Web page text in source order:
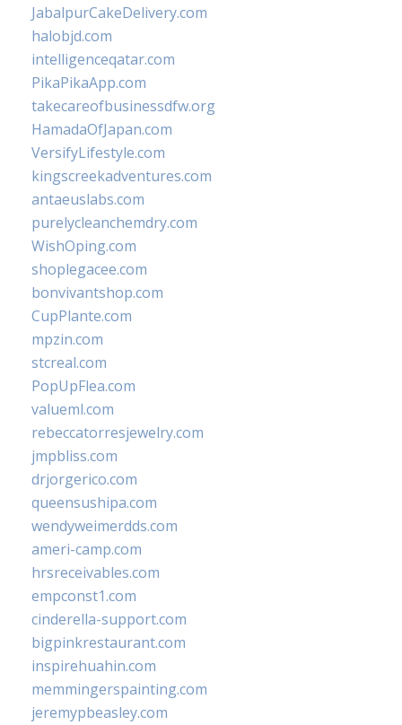
JabalpurCakeDelivery.com
halobjd.com
intelligenceqatar.com
PikaPikaApp.com
takecareofbusinessdfw.org
HamadaOfJapan.com
VersifyLifestyle.com
kingscreekadventures.com
antaeuslabs.com
purelycleanchemdry.com
WishOping.com
shoplegacee.com
bonvivantshop.com
CupPlante.com
mpzin.com
stcreal.com
PopUpFlea.com
valueml.com
rebeccatorresjewelry.com
jmpbliss.com
drjorgerico.com
queensushipa.com
wendyweimerdds.com
ameri-camp.com
hrsreceivables.com
empconst1.com
cinderella-support.com
bigpinkrestaurant.com
inspirehuahin.com
memmingerspainting.com
jeremypbeasley.com